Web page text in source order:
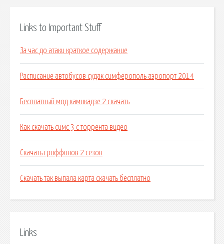
Links to Important Stuff
За час до атаки краткое содержание
Расписание автобусов судак симферополь аэропорт 2014
Бесплатный мод камикадзе 2 скачать
Как скачать симс 3 с торрента видео
Скачать гриффинов 2 сезон
Скачать так выпала карта скачать бесплатно
Links